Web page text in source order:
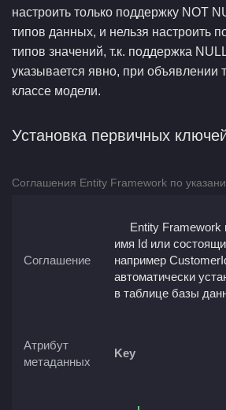
настроить только поддержку NOT
типов данных, и нельзя настроить
типов значений, т.к. поддержка
указывается явно, при объявлении
классе модели.
Установка первичных
Соглашения Entity Framework по
Соглашение
Entity
имя Id или
например
автоматически
в таблице базы
Атрибут
метаданных
Key